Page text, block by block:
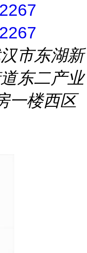
市东湖新
东二产业
一楼西区